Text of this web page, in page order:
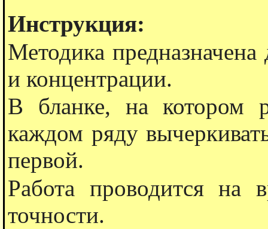
Инструкция:
Методика
и концентрации.
В бланке, на котором
каждом ряду
первой.
Работа проводится на
точности.